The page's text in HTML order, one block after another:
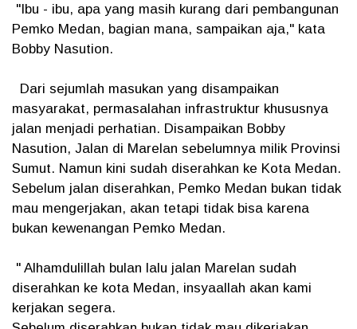
"Ibu - ibu, apa yang masih kurang dari pembangunan
Pemko Medan, bagian mana, sampaikan aja," kata
Bobby Nasution.
Dari sejumlah masukan yang disampaikan
masyarakat, permasalahan infrastruktur khususnya
jalan menjadi perhatian. Disampaikan Bobby
Nasution, Jalan di Marelan sebelumnya milik Provinsi
Sumut. Namun kini sudah diserahkan ke Kota Medan.
Sebelum jalan diserahkan, Pemko Medan bukan tidak
mau mengerjakan, akan tetapi tidak bisa karena
bukan kewenangan Pemko Medan.
" Alhamdulillah bulan lalu jalan Marelan sudah
diserahkan ke kota Medan, insyaallah akan kami
kerjakan segera.